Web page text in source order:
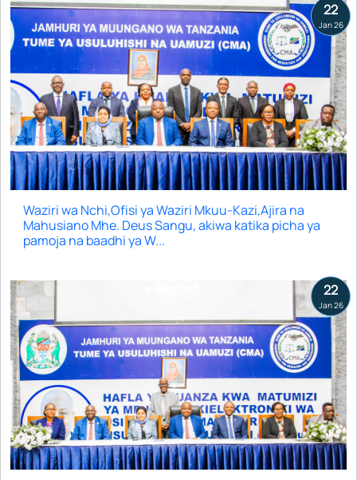
22
Jan 26
Waziri wa Nchi,Ofisi ya Waziri Mkuu-Kazi,Ajira na
Mahusiano Mhe. Deus Sangu, akiwa katika picha ya
pamoja na baadhi ya W...
22
Jan 26